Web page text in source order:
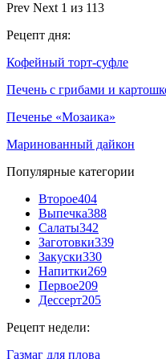
Prev Next 1 из 113
Рецепт дня:
Кофейный торт-суфле
Печень с грибами и
Печенье «Мозаика»
Маринованный дайкон
Популярные категории
Второе404
Выпечка388
Салаты342
Заготовки339
Закуски330
Напитки269
Первое209
Дессерт205
Рецепт недели:
Газмаг для плова